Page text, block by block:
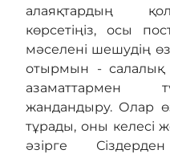
алаяқтардың
көрсетіңіз, осы
мәселені шешудің
отырмын - салалық
азаматтармен
жандандыру. Олар
тұрады, оны келесі
әзірге